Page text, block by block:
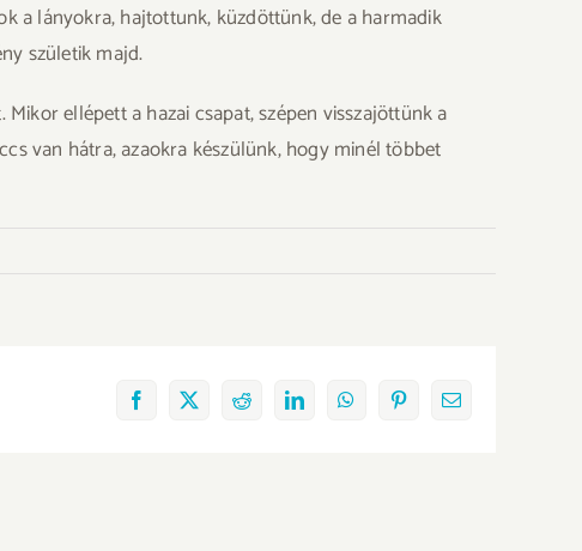
a lányokra, hajtottunk, küzdöttünk, de a harmadik
születik majd.
ellépett a hazai csapat, szépen visszajöttünk a
van hátra, azaokra készülünk, hogy minél többet
Facebook
X RedditLinkedInWhatsAppPinterestEmail: